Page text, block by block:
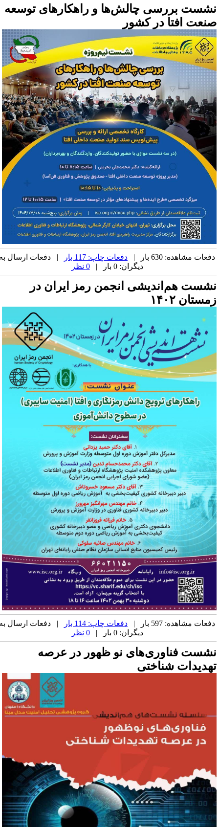
بررسی چالش‌ها و راهکارهای توسعه
افتا در کشور
مشاهده: 630 بار | دفعات چاپ: 117 بار
| دفعات ارسال به
دیگران: 0 بار |
هم‌اندیشی انجمن رمز ایران در
۱۴۰۲
مشاهده: 597 بار | دفعات چاپ: 114 بار
| دفعات ارسال به
دیگران: 0 بار |
فناوری‌های نو ظهور در عرصه
شناختی